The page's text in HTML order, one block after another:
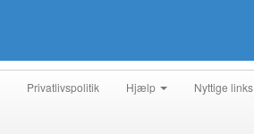
Privatlivspolitik Hjælp Nyttige links